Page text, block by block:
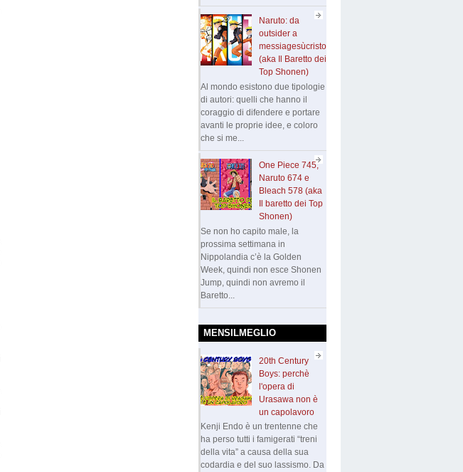
Naruto: da
outsider a
messiagesùcristo
(aka Il Baretto dei
Top Shonen)
Al mondo esistono due tipologie
di autori: quelli che hanno il
coraggio di difendere e portare
avanti le proprie idee, e coloro
che si me...
One Piece 745,
Naruto 674 e
Bleach 578 (aka
Il baretto dei Top
Shonen)
Se non ho capito male, la
prossima settimana in
Nippolandia c’è la Golden
Week, quindi non esce Shonen
Jump, quindi non avremo il
Baretto...
MENSILMEGLIO
20th Century
Boys: perchè
l'opera di
Urasawa non è
un capolavoro
Kenji Endo è un trentenne che
ha perso tutti i famigerati “treni
della vita” a causa della sua
codardia e del suo lassismo. Da